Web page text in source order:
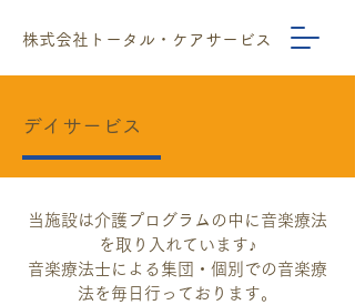
株式会社トータル・ケアサービス
デイサービス
当施設は介護プログラムの中に音楽療法
を取り入れています♪
音楽療法士による集団・個別での音楽療
法を毎日行っております。